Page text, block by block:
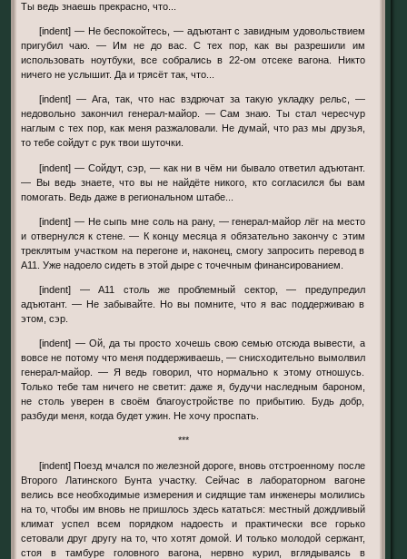
Ты ведь знаешь прекрасно, что...
[indent] — Не беспокойтесь, — адъютант с завидным удовольствием
пригубил чаю. — Им не до вас. С тех пор, как вы разрешили им
использовать ноутбуки, все собрались в 22-ом отсеке вагона. Никто
ничего не услышит. Да и трясёт так, что...
[indent] — Ага, так, что нас вздрючат за такую укладку рельс, —
недовольно закончил генерал-майор. — Сам знаю. Ты стал чересчур
наглым с тех пор, как меня разжаловали. Не думай, что раз мы друзья,
то тебе сойдут с рук твои шуточки.
[indent] — Сойдут, сэр, — как ни в чём ни бывало ответил адъютант.
— Вы ведь знаете, что вы не найдёте никого, кто согласился бы вам
помогать. Ведь даже в региональном штабе...
[indent] — Не сыпь мне соль на рану, — генерал-майор лёг на место
и отвернулся к стене. — К концу месяца я обязательно закончу с этим
треклятым участком на перегоне и, наконец, смогу запросить перевод в
А11. Уже надоело сидеть в этой дыре с точечным финансированием.
[indent] — А11 столь же проблемный сектор, — предупредил
адъютант. — Не забывайте. Но вы помните, что я вас поддерживаю в
этом, сэр.
[indent] — Ой, да ты просто хочешь свою семью отсюда вывести, а
вовсе не потому что меня поддерживаешь, — снисходительно вымолвил
генерал-майор. — Я ведь говорил, что нормально к этому отношусь.
Только тебе там ничего не светит: даже я, будучи наследным бароном,
не столь уверен в своём благоустройстве по прибытию. Будь добр,
разбуди меня, когда будет ужин. Не хочу проспать.
***
[indent] Поезд мчался по железной дороге, вновь отстроенному после
Второго Латинского Бунта участку. Сейчас в лабораторном вагоне
велись все необходимые измерения и сидящие там инженеры молились
на то, чтобы им вновь не пришлось здесь кататься: местный дождливый
климат успел всем порядком надоесть и практически все горько
сетовали друг другу на то, что хотят домой. И только молодой сержант,
стоя в тамбуре головного вагона, нервно курил, вглядываясь в